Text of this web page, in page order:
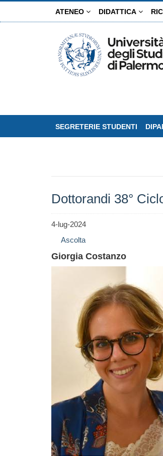
ATENEO DIDATTICA
SEGRETERIE STUDENTI
Dottorandi 38°
4-lug-2024
Ascolta
Giorgia Costanzo